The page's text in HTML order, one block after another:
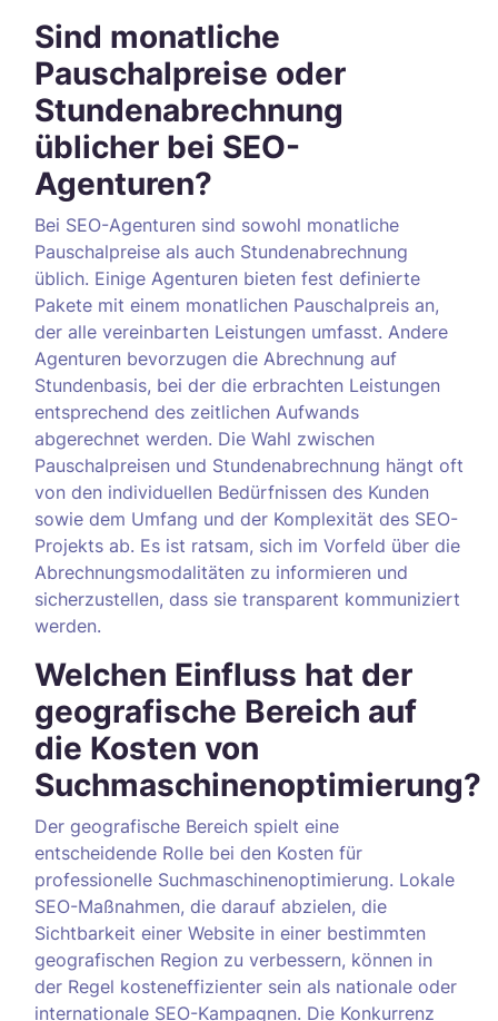
Sind monatliche
Pauschalpreise oder
Stundenabrechnung
üblicher bei SEO-
Agenturen?
Bei SEO-Agenturen sind sowohl monatliche
Pauschalpreise als auch Stundenabrechnung
üblich. Einige Agenturen bieten fest definierte
Pakete mit einem monatlichen Pauschalpreis an,
der alle vereinbarten Leistungen umfasst. Andere
Agenturen bevorzugen die Abrechnung auf
Stundenbasis, bei der die erbrachten Leistungen
entsprechend des zeitlichen Aufwands
abgerechnet werden. Die Wahl zwischen
Pauschalpreisen und Stundenabrechnung hängt oft
von den individuellen Bedürfnissen des Kunden
sowie dem Umfang und der Komplexität des SEO-
Projekts ab. Es ist ratsam, sich im Vorfeld über die
Abrechnungsmodalitäten zu informieren und
sicherzustellen, dass sie transparent kommuniziert
werden.
Welchen Einfluss hat der
geografische Bereich auf
die Kosten von
Suchmaschinenoptimierung?
Der geografische Bereich spielt eine
entscheidende Rolle bei den Kosten für
professionelle Suchmaschinenoptimierung. Lokale
SEO-Maßnahmen, die darauf abzielen, die
Sichtbarkeit einer Website in einer bestimmten
geografischen Region zu verbessern, können in
der Regel kosteneffizienter sein als nationale oder
internationale SEO-Kampagnen. Die Konkurrenz